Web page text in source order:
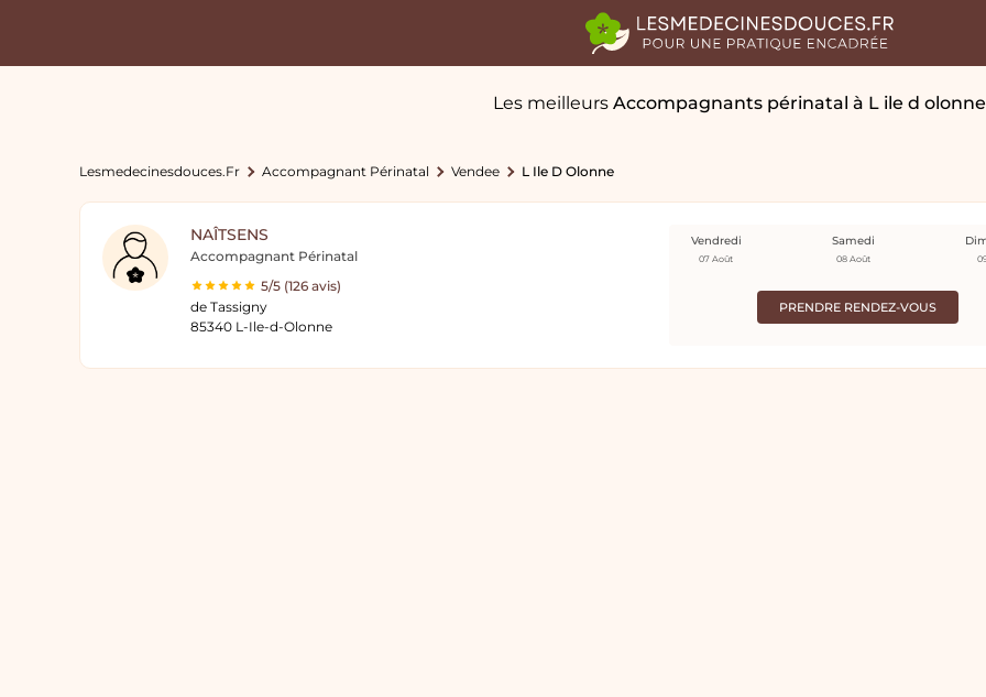
Les meilleurs Accompagnants périnatal à L ile d olonne
Lesmedecinesdouces.fr Accompagnant Périnatal Vendee L Ile D Olonne
NAÎTSENS
Accompagnant Périnatal
5/5 (126 avis)
de Tassigny
85340 L-Ile-d-Olonne
PRENDRE RENDEZ-VOUS
Vendredi
07 Août
Samedi
08 Août